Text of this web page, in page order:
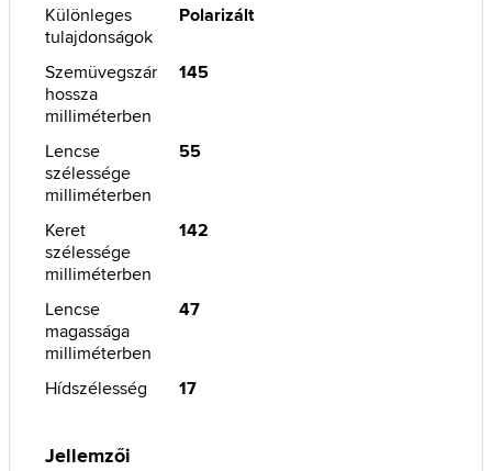
Különleges
tulajdonságok
Polarizált
Szemüvegszár
hossza
milliméterben
145
Lencse
szélessége
milliméterben
55
Keret
szélessége
milliméterben
142
Lencse
magassága
milliméterben
47
Hídszélesség 17
Jellemzői